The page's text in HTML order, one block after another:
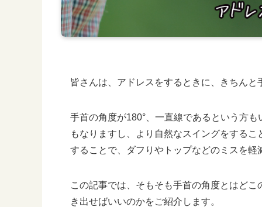
皆さんは、アドレスをするときに、きちん
手首の角度が180°、一直線であるという方
もなりますし、より自然なスイングをする
することで、ダフりやトップなどのミスを軽
この記事では、そもそも手首の角度とはど
き出せばいいのかをご紹介します。